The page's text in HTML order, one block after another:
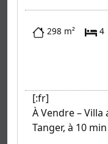
298 m² 4
[:fr]
À Vendre – Villa
Tanger, à 10